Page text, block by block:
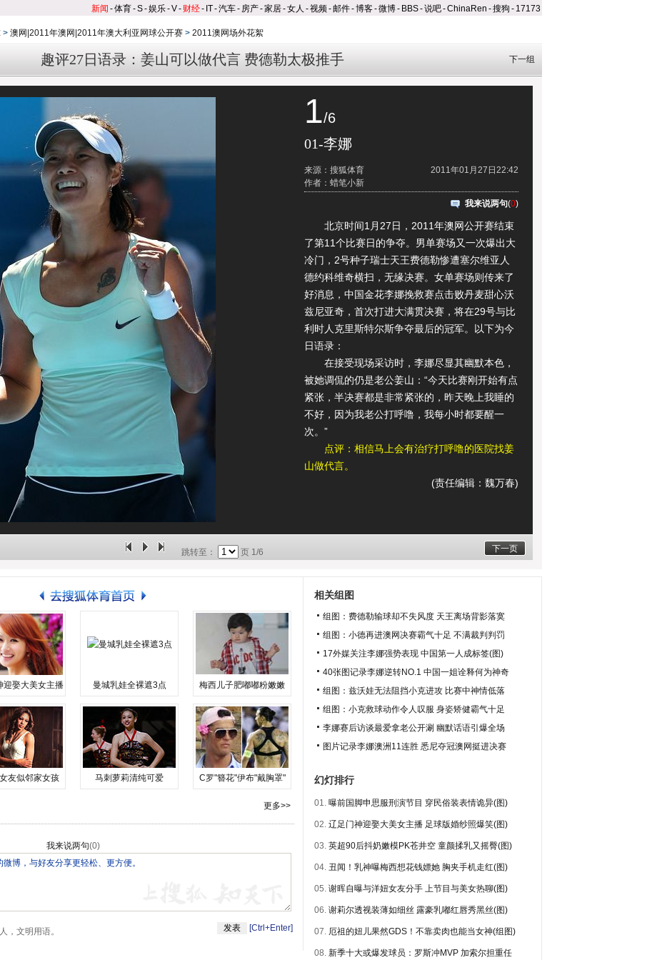
新闻 -体育-S-娱乐-V- 财经- IT-汽车- 房产-家居-女人 -视频-邮件-博客-微博- BBS-说吧-ChinaRen -搜狗 - 17173
> 澳网|2011年澳网|2011年澳大利亚网球公开赛 > 2011澳网场外花絮
趣评27日语录：姜山可以做代言 费德勒太极推手 下一组
1/6
01-李娜
2011年01月27日22:42
来源：搜狐体育
作者：蜡笔小新
我来说两句(0)
北京时间1月27日，2011年澳网公开赛结束
了第11个比赛日的争夺。男单赛场又一次爆出大
冷门，2号种子瑞士天王费德勒惨遭塞尔维亚人
德约科维奇横扫，无缘决赛。女单赛场则传来了
好消息，中国金花李娜挽救赛点击败丹麦甜心沃
兹尼亚奇，首次打进大满贯决赛，将在29号与比
利时人克里斯特尔斯争夺最后的冠军。以下为今
日语录：
在接受现场采访时，李娜尽显其幽默本色，
被她调侃的仍是老公姜山：“今天比赛刚开始有点
紧张，半决赛都是非常紧张的，昨天晚上我睡的
不好，因为我老公打呼噜，我每小时都要醒一
次。”
点评：相信马上会有治疗打呼噜的医院找姜
山做代言。
(责任编辑：魏万春)
下一页
跳转至： 页 1/6
迎娶大美女主播 曼城乳娃全裸遮3点 梅西儿子肥嘟嘟粉嫩嫩
友似邻家女孩 马刺萝莉清纯可爱 C罗"簪花"伊布"戴胸罩"
更多>>
我来说两句(0)
，文明用语。 [Ctrl+Enter]
相关组图
组图：费德勒输球却不失风度 天王离场背影落寞
组图：小德再进澳网决赛霸气十足 不满裁判判罚
17外媒关注李娜强势表现 中国第一人成标签(图)
40张图记录李娜逆转NO.1 中国一姐诠释何为神奇
组图：兹沃娃无法阻挡小克进攻 比赛中神情低落
组图：小克救球动作令人叹服 身姿矫健霸气十足
李娜赛后访谈最爱拿老公开涮 幽默话语引爆全场
图片记录李娜澳洲11连胜 悉尼夺冠澳网挺进决赛
幻灯排行
01. 曝前国脚申思服刑演节目 穿民俗装表情诡异(图)
02. 辽足门神迎娶大美女主播 足球版婚纱照爆笑(图)
03. 英超90后抖奶嫩模PK苍井空 童颜揉乳又摇臀(图)
04. 丑闻！乳神曝梅西想花钱嫖她 胸夹手机走红(图)
05. 谢晖自曝与洋妞女友分手 上节目与美女热聊(图)
06. 谢莉尔透视装薄如细丝 露豪乳嘟红唇秀黑丝(图)
07. 厄祖的妞儿果然GDS！不靠卖肉也能当女神(组图)
08. 新季十大或爆发球员：罗斯冲MVP 加索尔担重任